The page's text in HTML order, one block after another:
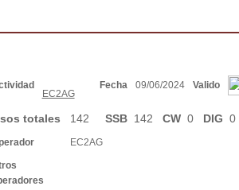
EC2AG
Fecha 09/06/2024 Valido
totales 142 SSB142 CW0 DIG 0
EC2AG